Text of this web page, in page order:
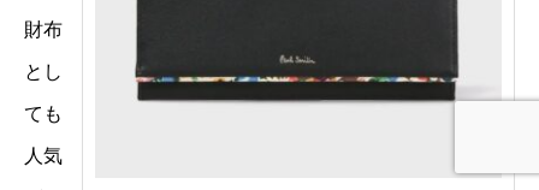
財布
とし
ても
人気